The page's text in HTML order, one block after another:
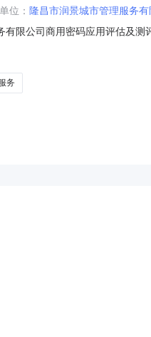
位： 隆昌市润景城市管理服务
有限公司商用密码应用评估及
司采购结果中标人成都创信华
务